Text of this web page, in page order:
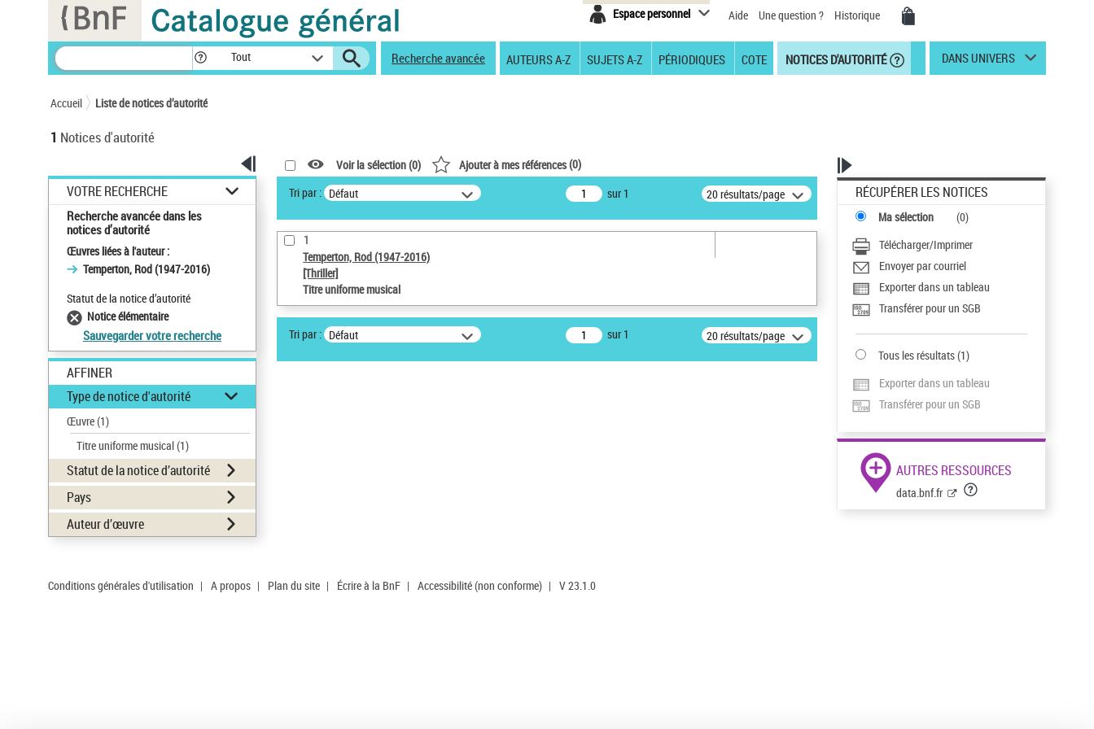
Espace personnel Aide Une question ? Historique
Tout Recherche avancée AUTEURS A-Z SUJETS A-Z PÉRIODIQUES COTE NOTICES D'AUTORITÉ DANS UNIVERS
Accueil Liste de notices d’autorité
1 Notices d'autorité
VOTRE RECHERCHE
Recherche avancée dans les
notices d’autorité
Œuvres liées à l'auteur :
Temperton, Rod (1947-2016)
Statut de la notice d’autorité
Notice élémentaire
Sauvegarder votre recherche
AFFINER
Type de notice d'autorité
Œuvre(1)
Titre uniforme musical(1)
Statut de la notice d’autorité
Pays
Auteur d’œuvre
Voir la sélection (0) Ajouter à mes références(0)
Tri par : Défaut sur 1 20 résultats/page
1
Temperton, Rod (1947-2016)
[Thriller]
Titre uniforme musical
Tri par : Défaut sur 1 20 résultats/page
RÉCUPÉRER LES NOTICES
Ma sélection (0)
Télécharger/Imprimer
Envoyer par courriel
Exporter dans un tableau
Transférer pour un SGB
Tous les résultats(1)
Exporter dans un tableau
Transférer pour un SGB
AUTRES RESSOURCES
data.bnf.fr
Conditions générales d'utilisation | A propos | Plan du site | Écrire à la BnF | Accessibilité (non conforme) | V 23.1.0
Panneau de gestion des cookies